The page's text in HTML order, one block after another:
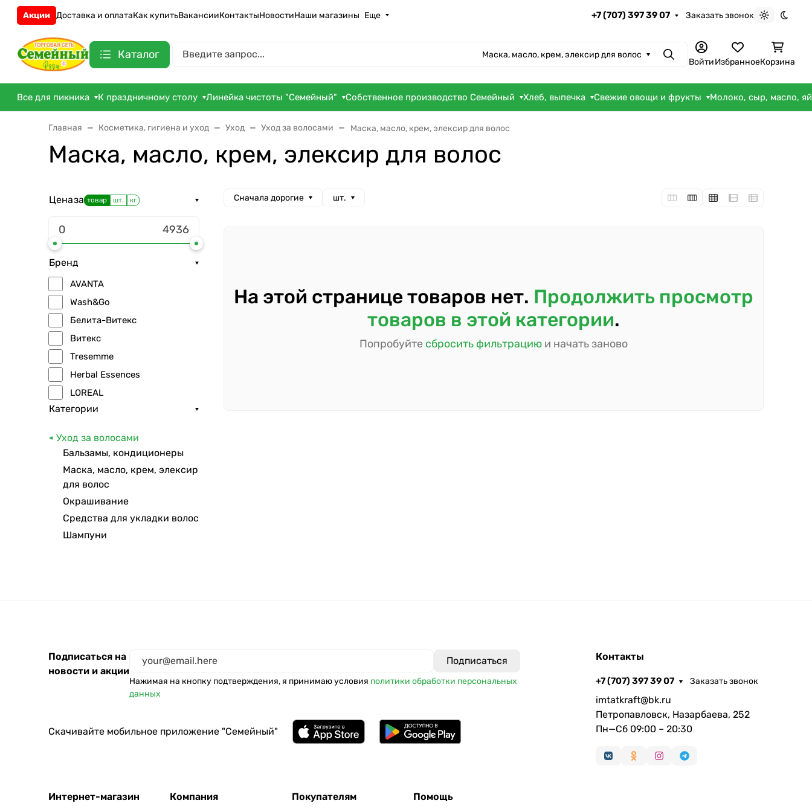
Акции Доставка и оплатаКак купитьВакансииКонтактыНовостиНаши магазины Еще +7 (707) 397 39 07 Заказать звонок
Светлая
Каталог Маска, масло, крем, элексир для волос ПоискВойтиИзбранноеКорзина
Все для пикника К праздничному столу Линейка чистоты "Семейный" Собственное производство Семейный Хлеб, выпечка Свежие овощи и фрукты Молоко, сыр, масло,
Главная Косметика, гигиена и уход Уход Уход за волосами Маска, масло, крем, элексир для волос
Маска, масло, крем, элексир для волос
Ценаза товар шт. кг
Бренд
AVANTA
Wash&Go
Белита-Витекс
Витекс
Tresemme
Herbal Essences
LOREAL
GARNIER
Невская косметика
Домашний доктор
Head&Shoulders
Pantene
Чистая линия
Рецепты Бабушки Агафьи
Категории
Уход за волосами
Бальзамы, кондиционеры
Маска, масло, крем, элексир
для волос
Окрашивание
Средства для укладки волос
Шампуни
Сначала дорогие шт.
На этой странице товаров нет. Продолжить просмотр
товаров в этой категории.
Попробуйте сбросить фильтрацию и начать заново
Подписаться на
новости и акции
Нажимая на кнопку подтверждения, я принимаю условия политики обработки персональных
данных
Скачивайте мобильное приложение "Семейный"
Интернет-магазин Компания Покупателям Помощь
Контакты
+7 (707) 397 39 07 Заказать звонок
imtatkraft@bk.ru
Петропавловск, Назарбаева, 252
Пн—Сб 09:00 – 20:30